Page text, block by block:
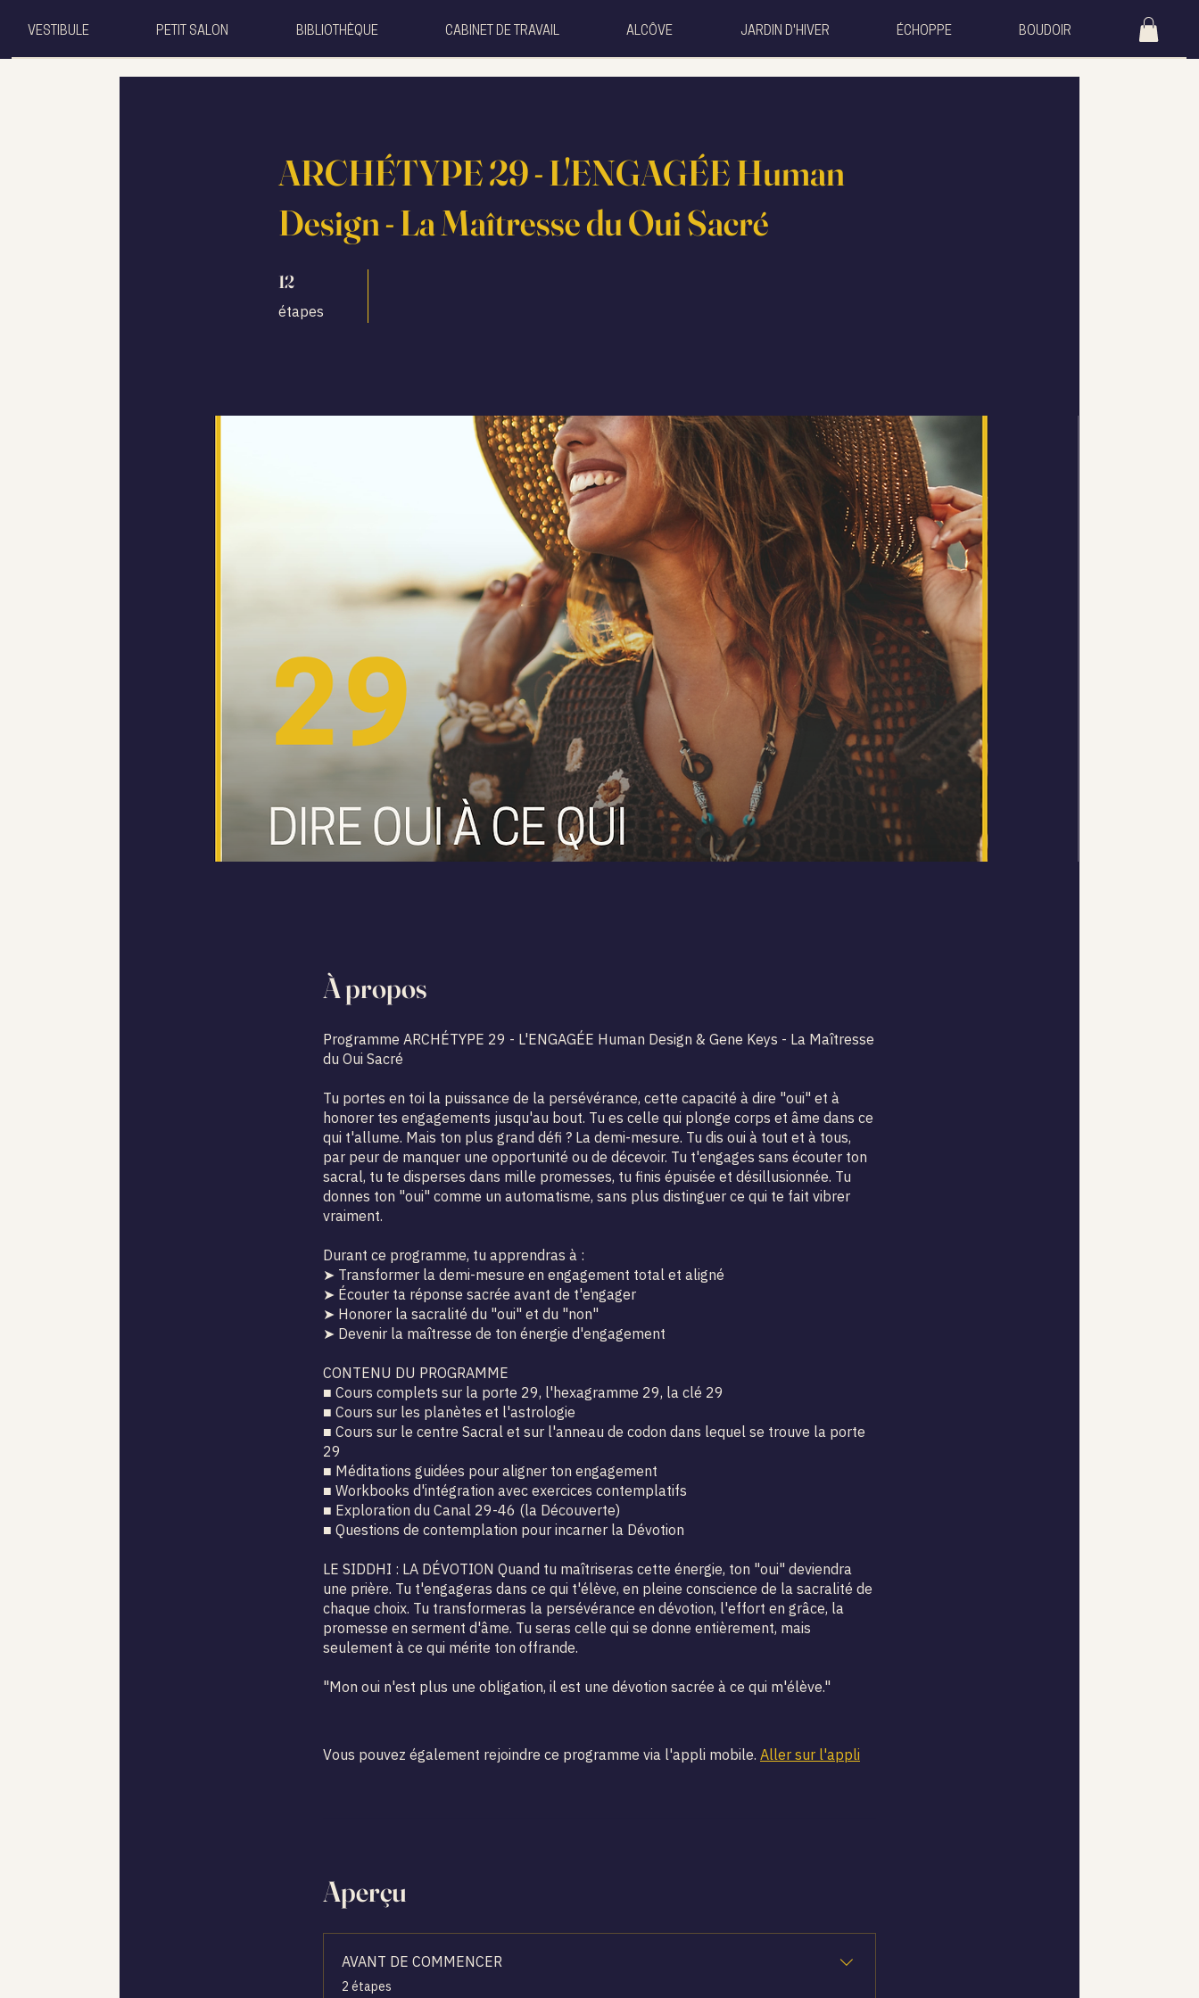
VESTIBULE PETIT SALON BIBLIOTHÈQUE CABINET DE TRAVAIL ALCÔVE JARDIN D'HIVER ÉCHOPPE BOUDOIR
ARCHÉTYPE 29 - L'ENGAGÉE Human
Design - La Maîtresse du Oui Sacré
12
étapes
12 étapes
À propos
Programme ARCHÉTYPE 29 - L'ENGAGÉE Human Design & Gene Keys - La Maîtresse
du Oui Sacré
Tu portes en toi la puissance de la persévérance, cette capacité à dire "oui" et à
honorer tes engagements jusqu'au bout. Tu es celle qui plonge corps et âme dans ce
qui t'allume. Mais ton plus grand défi ? La demi-mesure. Tu dis oui à tout et à tous,
par peur de manquer une opportunité ou de décevoir. Tu t'engages sans écouter ton
sacral, tu te disperses dans mille promesses, tu finis épuisée et désillusionnée. Tu
donnes ton "oui" comme un automatisme, sans plus distinguer ce qui te fait vibrer
vraiment.
Durant ce programme, tu apprendras à :
➤ Transformer la demi-mesure en engagement total et aligné
➤ Écouter ta réponse sacrée avant de t'engager
➤ Honorer la sacralité du "oui" et du "non"
➤ Devenir la maîtresse de ton énergie d'engagement
CONTENU DU PROGRAMME
■ Cours complets sur la porte 29, l'hexagramme 29, la clé 29
■ Cours sur les planètes et l'astrologie
■ Cours sur le centre Sacral et sur l'anneau de codon dans lequel se trouve la porte
29
■ Méditations guidées pour aligner ton engagement
■ Workbooks d'intégration avec exercices contemplatifs
■ Exploration du Canal 29-46 (la Découverte)
■ Questions de contemplation pour incarner la Dévotion
LE SIDDHI : LA DÉVOTION Quand tu maîtriseras cette énergie, ton "oui" deviendra
une prière. Tu t'engageras dans ce qui t'élève, en pleine conscience de la sacralité de
chaque choix. Tu transformeras la persévérance en dévotion, l'effort en grâce, la
promesse en serment d'âme. Tu seras celle qui se donne entièrement, mais
seulement à ce qui mérite ton offrande.
"Mon oui n'est plus une obligation, il est une dévotion sacrée à ce qui m'élève."
Vous pouvez également rejoindre ce programme via l'appli mobile. Aller sur l'appli
Aperçu
AVANT DE COMMENCER
.2 étapes